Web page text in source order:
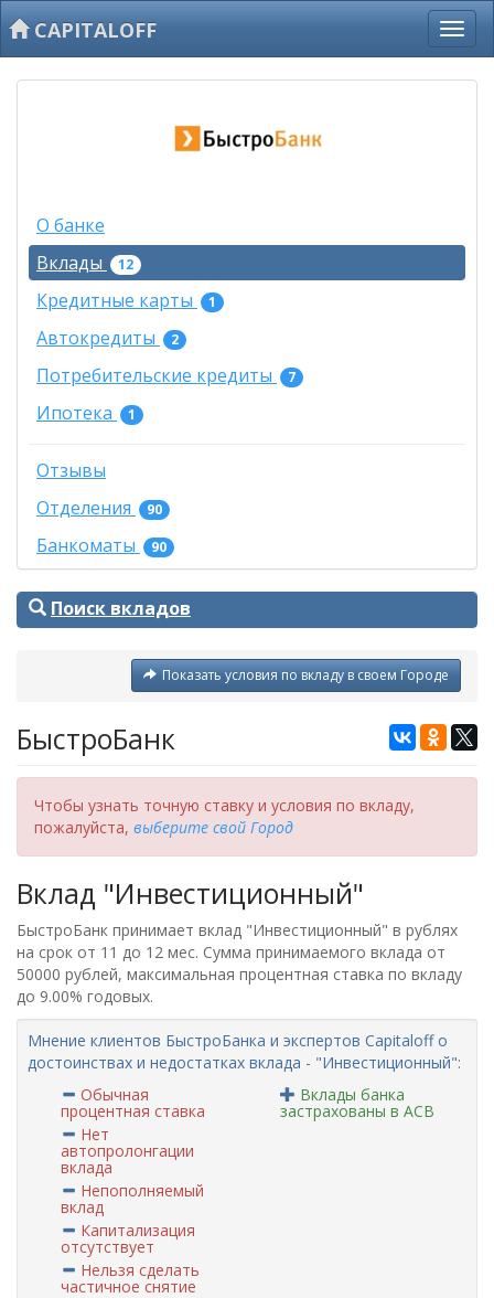
CAPITALOFF
О банке
Вклады
12
Кредитные карты 1
Автокредиты 2
Потребительские кредиты 7
Ипотека 1
Отзывы
Отделения
90
Банкоматы 90
Поиск вкладов
Показать условия по вкладу в своем Городе
БыстроБанк
Чтобы узнать точную ставку и условия по вкладу,
пожалуйста, выберите свой Город
Вклад "Инвестиционный"
БыстроБанк принимает вклад "Инвестиционный" в рублях
на срок от 11 до 12 мес. Сумма принимаемого вклада от
50000 рублей, максимальная процентная ставка по вкладу
до 9.00% годовых.
Мнение клиентов БыстроБанка и экспертов Capitaloff о
достоинствах и недостатках вклада - "Инвестиционный":
Обычная
процентная ставка
Нет
автопролонгации
вклада
Непополняемый
вклад
Капитализация
отсутствует
Нельзя сделать
частичное снятие
Вклады банка
застрахованы в АСВ